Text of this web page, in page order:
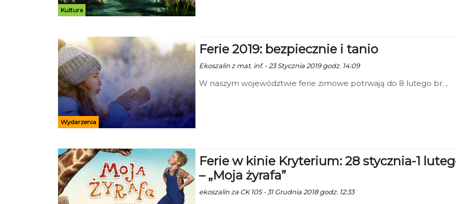
Kultura
Wydarzenia
Ferie 2019: bezpiecznie i tanio
Ekoszalin z mat. inf. - 23 Stycznia 2019 godz. 14:09
W naszym województwie ferie zimowe potrwają do 8 lutego br. ,
Ferie w kinie Kryterium: 28 stycznia-1
– „Moja żyrafa”
ekoszalin za CK 105 - 31 Grudnia 2018 godz. 12:33